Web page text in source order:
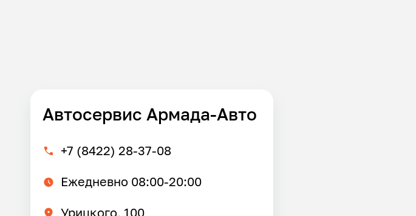
Автосервис Армада-Авто
+7 (8422) 28-37-08
Ежедневно 08:00-20:00
Урицкого, 100